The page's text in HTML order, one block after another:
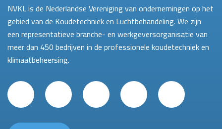
NVKL is de Nederlandse Vereniging van ondernemingen op het
gebied van de Koudetechniek en Luchtbehandeling. We zijn
een representatieve branche- en werkgeversorganisatie van
meer dan 450 bedrijven in de professionele koudetechniek en
klimaatbeheersing.